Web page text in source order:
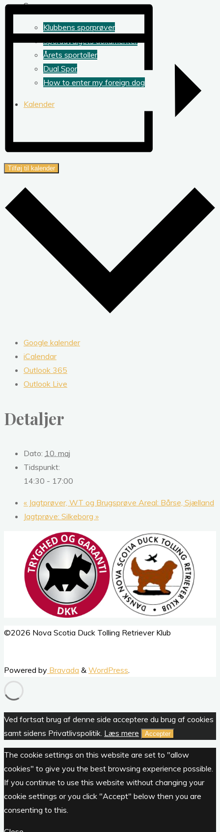
Spor
Klubbens sporprøver
Sporudvalgets dokumenter
Årets sportoller
Dual Spor
How to enter my foreign dog
Kalender
Tilføj til kalender
Google kalender
iCalendar
Outlook 365
Outlook Live
Detaljer
Dato: 10. maj
Tidspunkt:
14:30 - 17:00
« Jagtprøver, WT og Brugsprøve Areal: Bårse, Sjælland
Jagtprøve: Silkeborg »
Back
©2026 Nova Scotia Duck Tolling Retriever Klub
Powered by Bravada & WordPress.
Ved fortsat brug af denne side acceptere du brug af cookies
samt sidens Privatlivspolitik. Læs mere Accepter
The cookie settings on this website are set to "allow
cookies" to give you the best browsing experience possible.
If you continue to use this website without changing your
cookie settings or you click "Accept" below then you are
consenting to this.